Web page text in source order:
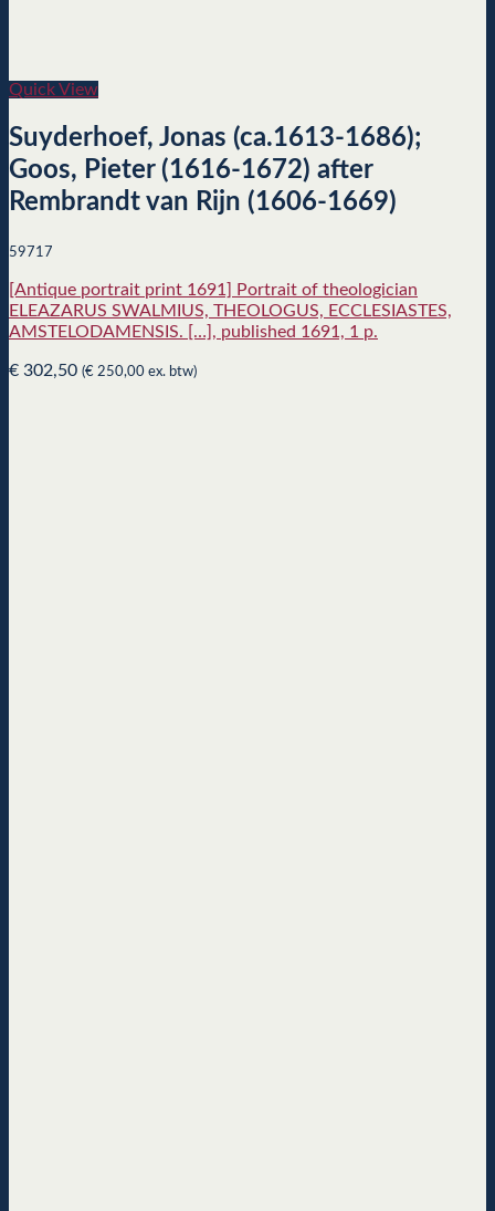
Quick View
Suyderhoef, Jonas (ca.1613-1686);
Goos, Pieter (1616-1672) after
Rembrandt van Rijn (1606-1669)
59717
[Antique portrait print 1691] Portrait of theologician
ELEAZARUS SWALMIUS, THEOLOGUS, ECCLESIASTES,
AMSTELODAMENSIS. […], published 1691, 1 p.
€ 302,50 (€ 250,00 ex. btw)